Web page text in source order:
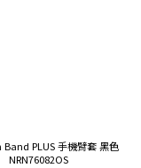
PLUS 手機臂套 黑色
NRN76082OS